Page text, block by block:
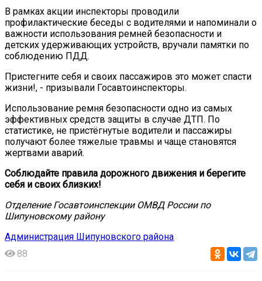
В рамках акции инспекторы проводили
профилактические беседы с водителями и напоминали о
важности использования ремней безопасности и
детских удерживающих устройств, вручали памятки по
соблюдению ПДД.
Пристегните себя и своих пассажиров это может спасти
жизни!, - призывали Госавтоинспекторы.
Использование ремня безопасности одно из самых
эффективных средств защиты в случае ДТП. По
статистике, не пристёгнутые водители и пассажиры
получают более тяжелые травмы и чаще становятся
жертвами аварий.
Соблюдайте правила дорожного движения и берегите
себя и своих близких!
Отделение Госавтоинспекции ОМВД России по
Шипуновскому району
Администрация Шипуновского района
88